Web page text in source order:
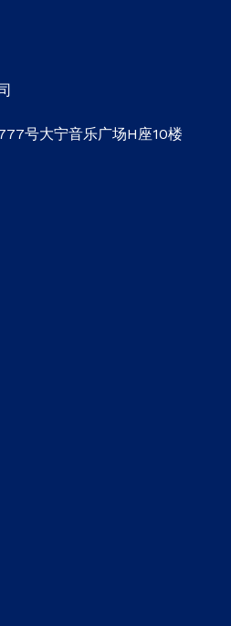
号大宁音乐广场H座10楼